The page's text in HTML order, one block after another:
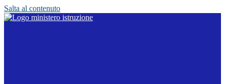
Salta al contenuto